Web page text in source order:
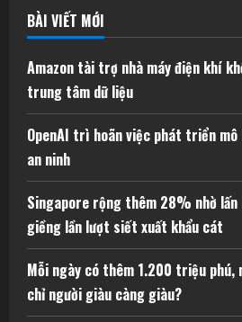
BÀI VIẾT MỚI
Amazon tài trợ nhà máy điện khí
trung tâm dữ liệu
OpenAI trì hoãn việc phát triển
an ninh
Singapore rộng thêm 28% nhờ lấn
giềng lần lượt siết xuất khẩu cát
Mỗi ngày có thêm 1.200 triệu phú,
chỉ người giàu càng giàu?